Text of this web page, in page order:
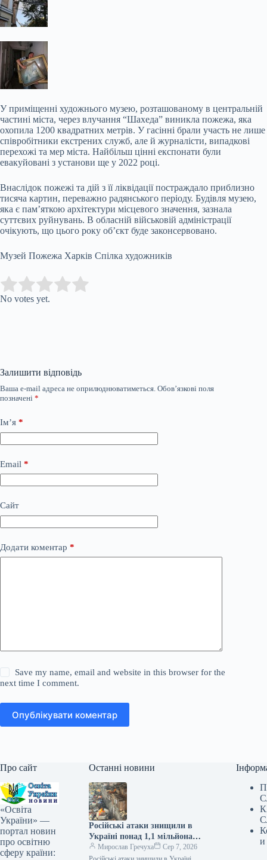
У приміщенні художнього музею, розташованому в центральній
частині міста, через влучання “Шахеда” виникла пожежа, яка
охопила 1200 квадратних метрів. У гасінні брали участь не лише
співробітники екстрених служб, але й журналісти, випадкові
перехожі та мер міста. Найбільш цінні експонати були
евакуйовані з установи ще у 2022 році.
Внаслідок пожежі та дій з її ліквідації постраждало приблизно
тисяча картин, переважно радянського періоду. Будівля музею,
яка є пам’яткою архітектури місцевого значення, зазнала
суттєвих руйнувань. В обласній військовій адміністрації
очікують, що цього року об’єкт буде законсервовано.
Музей Пожежа Харків Спілка художників
Rate this item:
No votes yet.
Залишити відповідь
Ваша e-mail адреса не оприлюднюватиметься. Обов’язкові поля
позначені *
Ім’я *
Email *
Сайт
Додати коментар *
Save my name, email and website in this browser for the
next time I comment.
Опублікувати коментар
Про сайт
«Освіта
України» —
портал новин
про освітню
сферу країни:
Останні новини
Російські атаки знищили в
Україні понад 1,1 мільйона
підручників
Мирослав Гречуха
Сер 7, 2026
и